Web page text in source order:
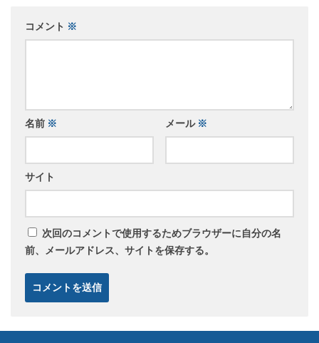
コメント ※
名前 ※ メール ※
サイト
次回のコメントで使用するためブラウザーに自分の名
前、メールアドレス、サイトを保存する。